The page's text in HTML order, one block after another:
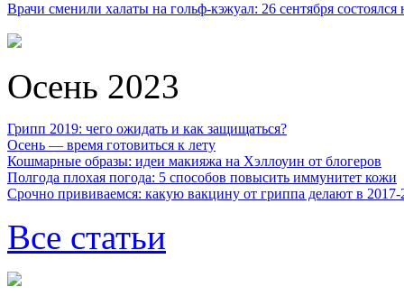
Врачи сменили халаты на гольф-кэжуал: 26 сентября
Осень 2023
Грипп 2019: чего ожидать и как защищаться?
Осень — время готовиться к лету
Кошмарные образы: идеи макияжа на Хэллоуин от блогеров
Полгода плохая погода: 5 способов повысить иммунитет кожи
Срочно прививаемся: какую вакцину от гриппа делают в 2017-
Все статьи